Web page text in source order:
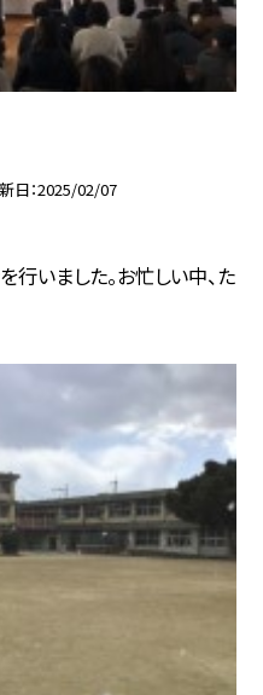
日 2025/02/07
いました。お忙しい中、た